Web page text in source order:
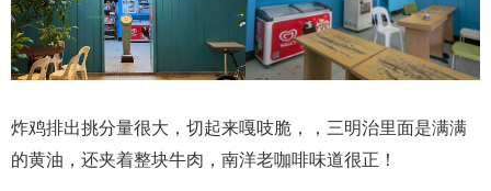
炸鸡排出挑分量很大，切起来嘎吱脆，，三明治里面是满满
的黄油，还夹着整块牛肉，南洋老咖啡味道很正！